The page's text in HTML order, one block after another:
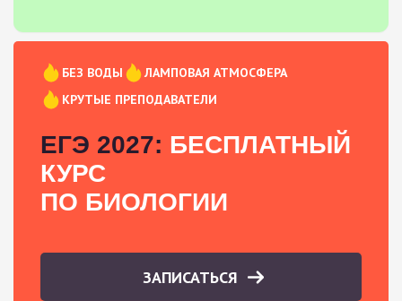
БЕЗ ВОДЫ
ЛАМПОВАЯ АТМОСФЕРА
КРУТЫЕ ПРЕПОДАВАТЕЛИ
ЕГЭ 2027: БЕСПЛАТНЫЙ
КУРС
ПО БИОЛОГИИ
ЗАПИСАТЬСЯ